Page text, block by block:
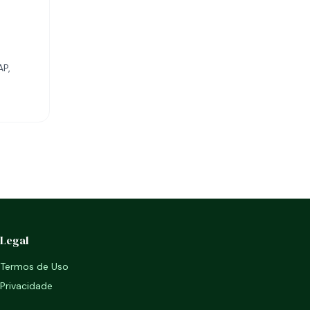
Legal
Termos de Uso
Privacidade